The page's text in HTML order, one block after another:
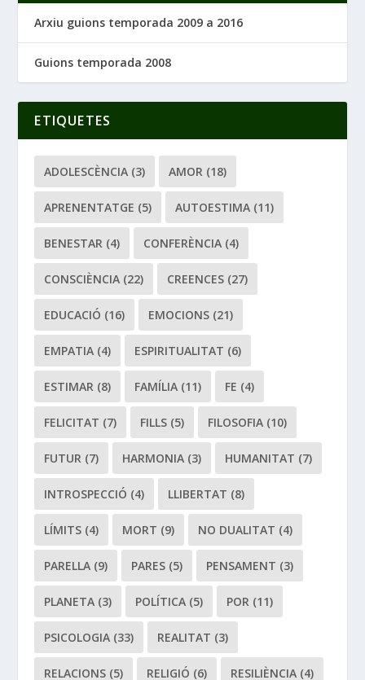
Arxiu guions temporada 2009 a 2016
Guions temporada 2008
ETIQUETES
ADOLESCÈNCIA (3) AMOR (18)
APRENENTATGE (5) AUTOESTIMA (11)
BENESTAR (4) CONFERÈNCIA (4)
CONSCIÈNCIA (22) CREENCES (27)
EDUCACIÓ (16) EMOCIONS (21)
EMPATIA (4) ESPIRITUALITAT (6)
ESTIMAR (8) FAMÍLIA (11) FE (4)
FELICITAT (7) FILLS (5) FILOSOFIA (10)
FUTUR (7) HARMONIA (3) HUMANITAT (7)
INTROSPECCIÓ (4) LLIBERTAT (8)
LÍMITS (4) MORT (9) NO DUALITAT (4)
PARELLA (9) PARES (5) PENSAMENT (3)
PLANETA (3) POLÍTICA (5) POR (11)
PSICOLOGIA (33) REALITAT (3)
RELACIONS (5) RELIGIÓ (6) RESILIÈNCIA (4)